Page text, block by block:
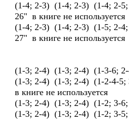
(1-4; 2-3) (1-4; 2-3) (1-4; 2-5;
26" в книге не используется
(1-4; 2-3) (1-4; 2-3) (1-5; 2-4;
27" в книге не используется
(1-3; 2-4) (1-3; 2-4) (1-3-6;
(1-3; 2-4) (1-3; 2-4) (1-2-4-5;
в книге не используется
(1-3; 2-4) (1-3; 2-4) (1-2; 3-6;
(1-3; 2-4) (1-3; 2-4) (1-2; 3-5;